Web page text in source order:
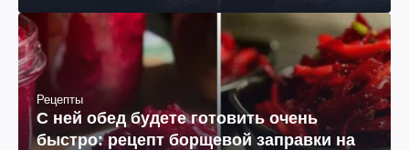
Рецепты
С ней обед будете готовить очень
быстро: рецепт борщевой заправки на